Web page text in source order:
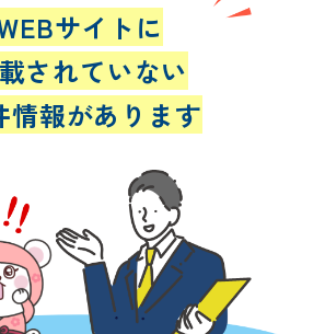
サイトに
されていない
情報があります